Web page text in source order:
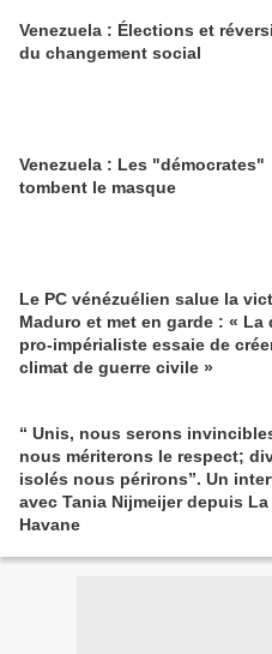
Venezuela : Élections et
du changement social
Venezuela : Les "démocrates"
tombent le masque
Le PC vénézuélien salue la
Maduro et met en garde : « La
pro-impérialiste essaie de
climat de guerre civile »
“ Unis, nous serons
nous mériterons le respect;
isolés nous périrons”. Un
avec Tania Nijmeijer depuis La
Havane